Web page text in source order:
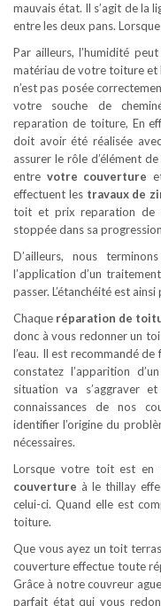
mauvais état. Il s’agit de la
entre les deux pans. Lorsque
Par ailleurs, l’humidité
matériau de votre toiture et
n’est pas posée
votre souche de
reparation de toiture, En
doit avoir été réalisée
assurer le rôle d’élément
entre votre couverture
effectuent lestravaux de
toit et prix reparation de
stoppée dans sa
D’ailleurs, nous
l’application d’un
passer. L’étanchéité est
Chaque réparation de
donc à vous redonner un
l’eau. Il est recommandé
constatez l’apparition
situation va s’aggraver
connaissances de nos
identifier l’origine du
nécessaires.
Lorsque votre toit est en
couverture à le thillay
celui-ci. Quand elle est
toiture.
Que vous ayez un toit
couverture effectue toute
Grâce à notre couvreur
parfait état qui vous